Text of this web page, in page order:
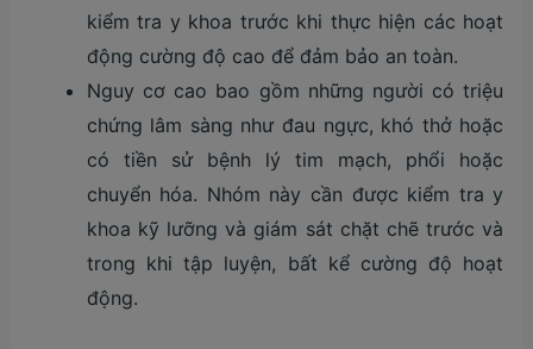
kiểm tra y khoa trước khi thực hiện các hoạt
động cường độ cao để đảm bảo an toàn.
Nguy cơ cao bao gồm những người có triệu
chứng lâm sàng như đau ngực, khó thở hoặc
có tiền sử bệnh lý tim mạch, phổi hoặc
chuyển hóa. Nhóm này cần được kiểm tra y
khoa kỹ lưỡng và giám sát chặt chẽ trước và
trong khi tập luyện, bất kể cường độ hoạt
động.